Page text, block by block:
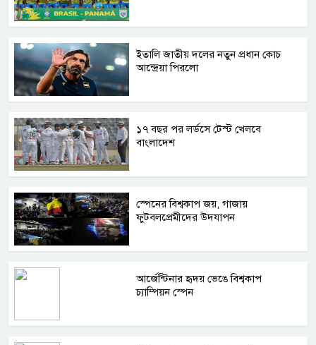
ইতালি জাতীয় দলের নতুন প্রধান কোচ
আন্দ্রেয়া পিরলো
১৭ বছর পর লর্ডসে টেস্ট খেলবে
বাংলাদেশ
স্পেনের বিশ্বকাপ জয়, গাজায়
ফুটবলপ্রেমীদের উদযাপন
আর্জেন্টিনার হৃদয় ভেঙে বিশ্বকাপ
চ্যাম্পিয়ন স্পেন